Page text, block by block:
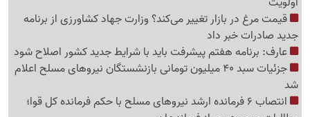
قیمت مرغ در بازار تغییر می‌کند؟ وزارت جهاد کشاورزی از برنامه
جدید صادرات خبر داد
عارف: برنامه هفتم پیشرفت باید با شرایط جدید کشور اصلاح شود
جزئیات سبد 40 میلیون تومانی بازنشستگان نیروهای مسلح اعلام
شد
انتصاب 6 فرمانده ارشد نیروهای مسلح با حکم فرمانده کل قوا؛